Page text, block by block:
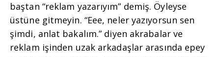
baştan “reklam yazarıyım” demiş. Öyleyse
üstüne gitmeyin. “Eee, neler yazıyorsun sen
şimdi, anlat bakalım.” diyen akrabalar ve
reklam işinden uzak arkadaşlar arasında epey